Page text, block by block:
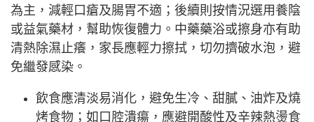
為主，減輕口瘡及腸胃不適；後續則按情況選用養陰
或益氣藥材，幫助恢復體力。中藥藥浴或擦身亦有助
清熱除濕止癢，家長應輕力擦拭，切勿擠破水泡，避
免繼發感染。
飲食應清淡易消化，避免生冷、甜膩、油炸及燒
烤食物；如口腔潰瘍，應避開酸性及辛辣熱燙食